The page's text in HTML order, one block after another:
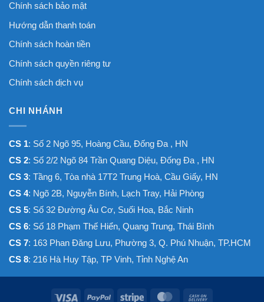
Chính sách bảo mật
Hướng dẫn thanh toán
Chính sách hoàn tiền
Chính sách quyền riêng tư
Chính sách dịch vụ
CHI NHÁNH
CS 1: Số 2 Ngõ 95, Hoàng Cầu, Đống Đa , HN
CS 2: Số 2/2 Ngõ 84 Trần Quang Diệu, Đống Đa , HN
CS 3: Tầng 6, Tòa nhà 17T2 Trung Hoà, Cầu Giấy, HN
CS 4: Ngõ 2B, Nguyễn Bính, Lạch Tray, Hải Phòng
CS 5: Số 32 Đường Âu Cơ, Suối Hoa, Bắc Ninh
CS 6: Số 18 Phạm Thế Hiển, Quang Trung, Thái Bình
CS 7: 163 Phan Đăng Lưu, Phường 3, Q. Phú Nhuận, TP.HCM
CS 8: 216 Hà Huy Tập, TP Vinh, Tỉnh Nghệ An
Visa PayPal Stripe MasterCard